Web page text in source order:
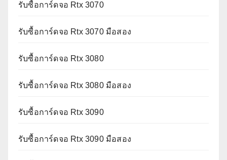
รับซื้อการ์ดจอ Rtx 3070
รับซื้อการ์ดจอ Rtx 3070 มือสอง
รับซื้อการ์ดจอ Rtx 3080
รับซื้อการ์ดจอ Rtx 3080 มือสอง
รับซื้อการ์ดจอ Rtx 3090
รับซื้อการ์ดจอ Rtx 3090 มือสอง